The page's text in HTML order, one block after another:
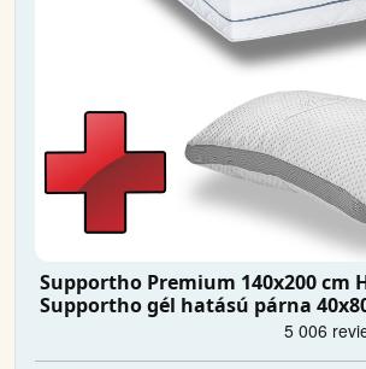
Supportho Premium 140x200 cm
Supportho gél hatású párna